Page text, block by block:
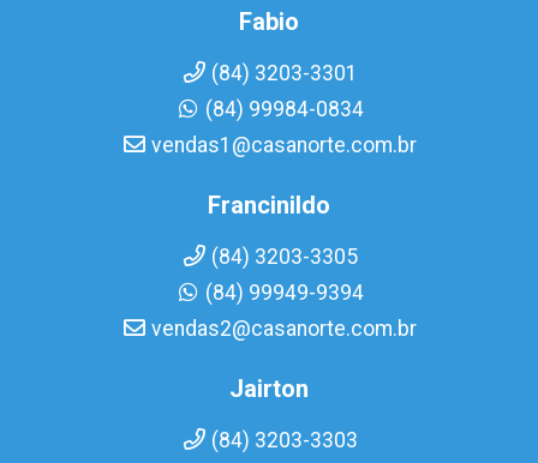
Fabio
(84) 3203-3301
(84) 99984-0834
vendas1@casanorte.com.br
Francinildo
(84) 3203-3305
(84) 99949-9394
vendas2@casanorte.com.br
Jairton
(84) 3203-3303